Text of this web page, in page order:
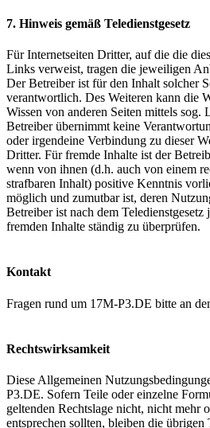
7. Hinweis gemäß Teledienstgesetz
Für Internetseiten Dritter, auf die die
Links verweist, tragen die jeweiligen
Der Betreiber ist für den Inhalt solcher
verantwortlich. Des Weiteren kann die
Wissen von anderen Seiten mittels
Betreiber übernimmt keine
oder irgendeine Verbindung zu dieser
Dritter. Für fremde Inhalte ist der
wenn von ihnen (d.h. auch von einem
strafbaren Inhalt) positive Kenntnis
möglich und zumutbar ist, deren
Betreiber ist nach dem
fremden Inhalte ständig zu überprüfen.
Kontakt
Fragen rund um 17M-P3.DE bitte an
Rechtswirksamkeit
Diese Allgemeinen
P3.DE. Sofern Teile oder einzelne
geltenden Rechtslage nicht, nicht mehr
entsprechen sollten, bleiben die übrigen